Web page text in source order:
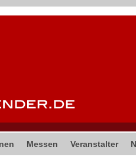
Messen Veranstalter